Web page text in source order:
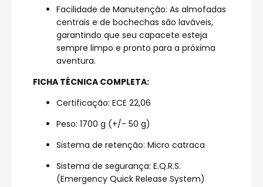
Facilidade de Manutenção: As almofadas
centrais e de bochechas são laváveis,
garantindo que seu capacete esteja
sempre limpo e pronto para a próxima
aventura.
FICHA TÉCNICA COMPLETA:
Certificação: ECE 22,06
Peso: 1700 g (+/- 50 g)
Sistema de retenção: Micro catraca
Sistema de segurança: E.Q.R.S.
(Emergency Quick Release System)